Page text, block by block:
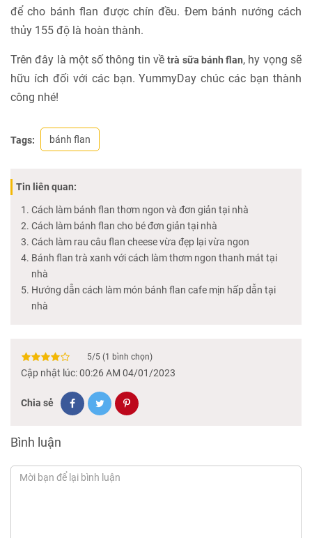
để cho bánh flan được chín đều. Đem bánh nướng cách
thủy 155 độ là hoàn thành.
Trên đây là một số thông tin vềtrà sữa bánh flan, hy vọng sẽ
hữu ích đối với các bạn. YummyDay chúc các bạn thành
công nhé!
Tags: bánh flan
Tin liên quan:
Cách làm bánh flan thơm ngon và đơn giản tại nhà
Cách làm bánh flan cho bé đơn giản tại nhà
Cách làm rau câu flan cheese vừa đẹp lại vừa ngon
Bánh flan trà xanh với cách làm thơm ngon thanh mát tại
nhà
Hướng dẫn cách làm món bánh flan cafe mịn hấp dẫn tại
nhà
5/5 (1 bình chọn)
Cập nhật lúc: 00:26 AM 04/01/2023
Chia sẻ
Bình luận